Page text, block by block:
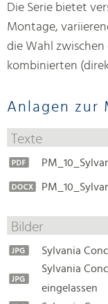
Die Serie bietet
Montage,
die Wahl
kombinierten
Anlagen zur
Texte
Bilder
Sylvania
Sylvania
eingelassen